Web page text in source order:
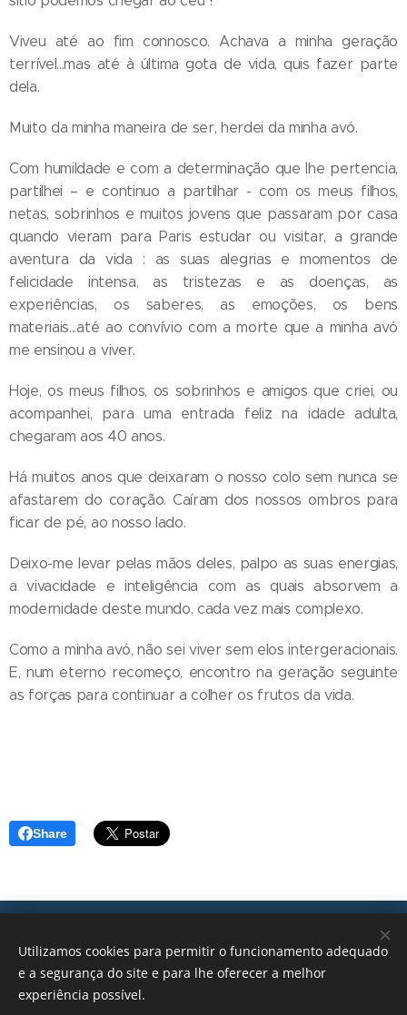
Viveu até ao fim connosco. Achava a minha geração
terrível...mas até à última gota de vida, quis fazer parte
dela.
Muito da minha maneira de ser, herdei da minha avó.
Com humildade e com a determinação que lhe pertencia,
partilhei – e continuo a partilhar - com os meus filhos,
netas, sobrinhos e muitos jovens que passaram por casa
quando vieram para Paris estudar ou visitar, a grande
aventura da vida : as suas alegrias e momentos de
felicidade intensa, as tristezas e as doenças, as
experiências, os saberes, as emoções, os bens
materiais...até ao convívio com a morte que a minha avó
me ensinou a viver.
Hoje, os meus filhos, os sobrinhos e amigos que criei, ou
acompanhei, para uma entrada feliz na idade adulta,
chegaram aos 40 anos.
Há muitos anos que deixaram o nosso colo sem nunca se
afastarem do coração. Caíram dos nossos ombros para
ficar de pé, ao nosso lado.
Deixo-me levar pelas mãos deles, palpo as suas energias,
a vivacidade e inteligência com as quais absorvem a
modernidade deste mundo, cada vez mais complexo.
Como a minha avó, não sei viver sem elos intergeracionais.
E, num eterno recomeço, encontro na geração seguinte
as forças para continuar a colher os frutos da vida.
Share
geral@transicoes.pt
Utilizamos cookies para permitir o funcionamento adequado
e a segurança do site e para lhe oferecer a melhor
experiência possível.